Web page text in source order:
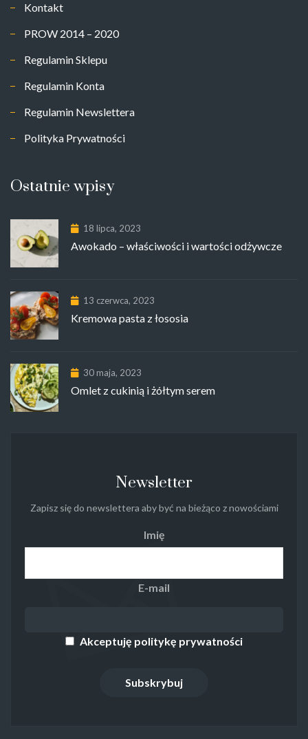
Kontakt
PROW 2014 – 2020
Regulamin Sklepu
Regulamin Konta
Regulamin Newslettera
Polityka Prywatności
Ostatnie wpisy
18 lipca, 2023
Awokado – właściwości i wartości odżywcze
13 czerwca, 2023
Kremowa pasta z łososia
30 maja, 2023
Omlet z cukinią i żółtym serem
Newsletter
Zapisz się do newslettera aby być na bieżąco z nowościami
Imię
E-mail
Akceptuję politykę prywatności